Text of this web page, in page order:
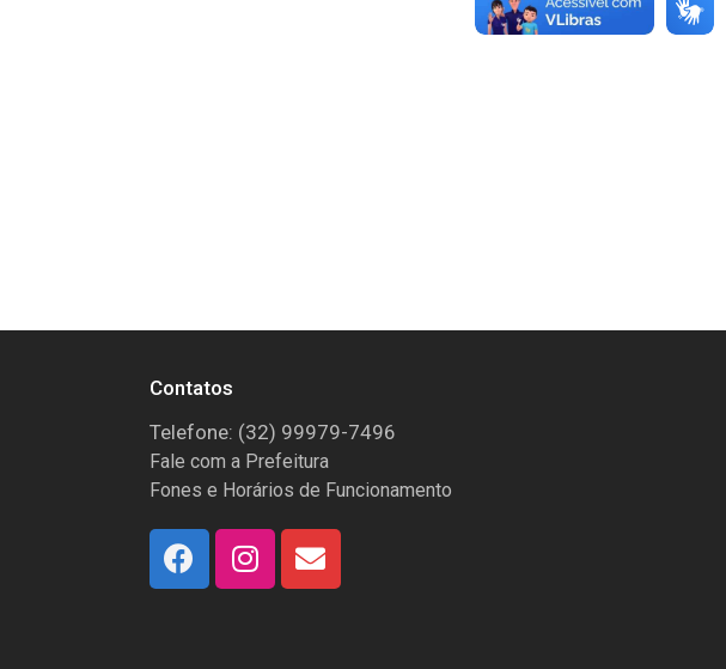
Contatos
Telefone: (32) 99979-7496
Fale com a Prefeitura
Fones e Horários de Funcionamento